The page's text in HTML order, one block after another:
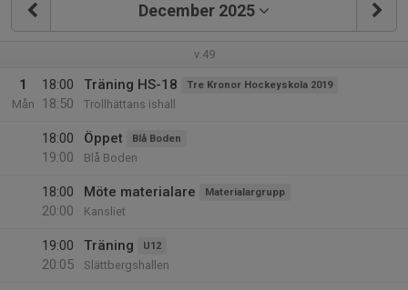
December 2025
v.49
1
Mån
18:00
18:50
Träning HS-18 Tre Kronor Hockeyskola 2019
Trollhättans ishall
18:00
19:00
Öppet Blå Boden
Blå Boden
18:00
20:00
Möte materialare Materialargrupp
Kansliet
19:00
20:05
Träning U12
Slättbergshallen